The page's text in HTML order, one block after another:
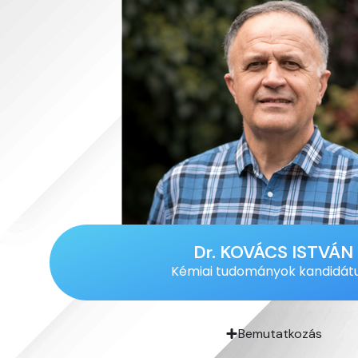
Dr. KOVÁCS ISTVÁN
Kémiai tudományok
Bemutatkozás